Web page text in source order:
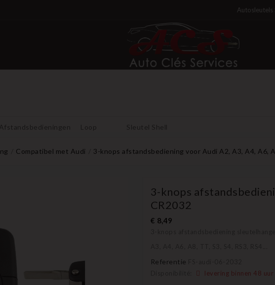
Autosleutels
Loop Sleutel Shell
Compatibel met Audi 3-knops afstandsbediening voor Audi A2, A3, A4, A6,
3-knops
CR2032
€ 8,49
Referentie
levering binnen 48 uur